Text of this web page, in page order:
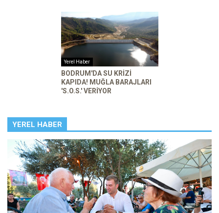
Yerel Haber
BODRUM'DA SU KRIZI
KAPIDA! MUĞLA BARAJLARI
'S.O.S.' VERIYOR
YEREL HABER